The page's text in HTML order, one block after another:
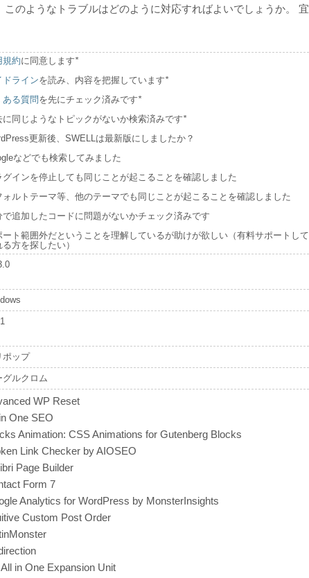
のようなトラブルはどのように対応すればよいでしょうか。 宜
規約に同意します*
ドラインを読み、内容を把握しています*
ある質問を先にチェック済みです*
に同じようなトピックがないか検索済みです*
更新後、SWELLは最新版にしましたか？
などでも検索してみました
グインを停止しても同じことが起こることを確認しました
ォルトテーマ等、他のテーマでも同じことが起こることを確認しました
で追加したコードに問題がないかチェック済みです
ート範囲外だということを理解しているが助けが欲しい（有料サポートして
る方を探したい）
ポップ
グルクロム
WP Reset
One SEO
Animation: CSS Animations for Gutenberg Blocks
Link Checker by AIOSEO
Page Builder
Form 7
Analytics for WordPress by MonsterInsights
Custom Post Order
in One Expansion Unit